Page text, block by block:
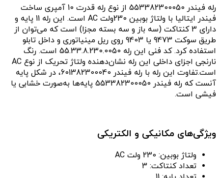
رله فیندر 553382300050 از نوع رله قدرت 10 آمپری ساخت
فیندر ایتالیا با ولتاژ بوبین 230ولت AC است. این رله 11 پایه و
دارای 3 کنتاکت (سه باز و سه بسته مجزا) است که می‌توان از
طریق سوکت 9473 یا 9403 روی ریل مینیاتوری و داخل تابلو
استفاده کرد. کد فنی این رله 55.33.8.230.0050 است. رنگ
نارنجی اجزای داخلی این رله نشان‌دهنده ولتاژ تحریک از نوع AC
است.تفاوت این رله با رله فیندر 601382300040، در شکل پایه
آنست که رله فیندر 553382300050 پایه‌ها به‌صورت خشابی یا
فیشی است.
ویژگی‌های مکانیکی و الکتریکی
ولتاژ بوبین: 230 ولت AC
تعداد کنتاکت: 3